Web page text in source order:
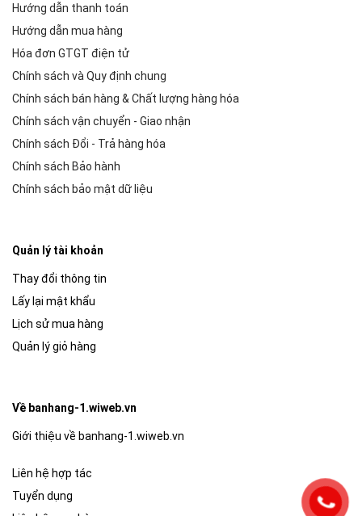
Hướng dẫn thanh toán
Hướng dẫn mua hàng
Hóa đơn GTGT điện tử
Chính sách và Quy định chung
Chính sách bán hàng & Chất lượng hàng hóa
Chính sách vận chuyển - Giao nhận
Chính sách Đổi - Trả hàng hóa
Chính sách Bảo hành
Chính sách bảo mật dữ liệu
Quản lý tài khoản
Thay đổi thông tin
Lấy lại mật khẩu
Lịch sử mua hàng
Quản lý giỏ hàng
Về banhang-1.wiweb.vn
Giới thiệu về banhang-1.wiweb.vn
Liên hệ hợp tác
Tuyển dụng